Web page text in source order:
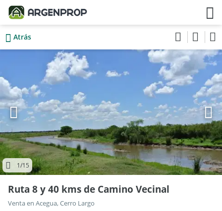
Atrás
1/15
Ruta 8 y 40 kms de Camino Vecinal
Venta en Acegua, Cerro Largo